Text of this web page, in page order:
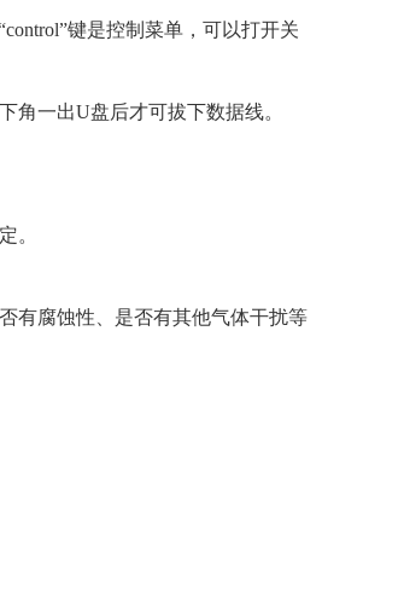
键是控制菜单，可以打开关
一出U盘后才可拔下数据线。
。
有腐蚀性、是否有其他气体干扰等